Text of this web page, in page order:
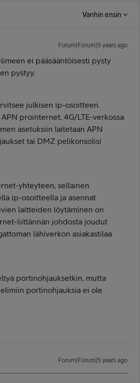
Vanhin ensin
Forum|Forum|5 years ago
ei pääsääntöisesti pysty
pystyy.
julkisen ip-osoitteen.
prointernet. 4G/LTE-verkossa
asetuksiin laitetaan APN
tai DMZ pelikonsolisi
yhteyteen, sellainen
ip-osoitteella ja asennat
laitteiden löytäminen on
liittännän johdosta joudut
lähiverkon asiakastilaa
portinohjauksetkin, mutta
portinohjauksia ei ole
Forum|Forum|5 years ago